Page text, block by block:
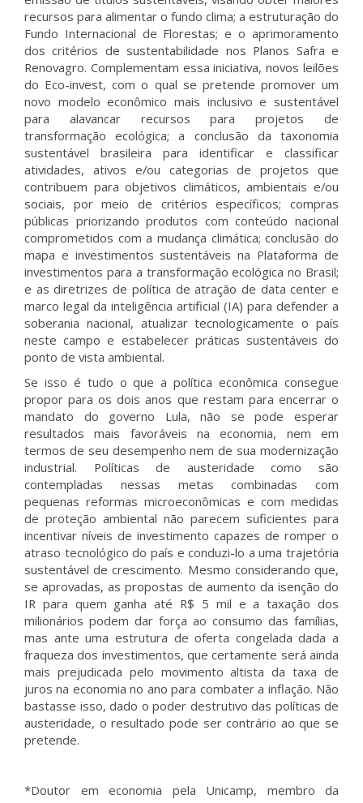
recursos para alimentar o fundo clima; a estruturação do
Fundo Internacional de Florestas; e o aprimoramento
dos critérios de sustentabilidade nos Planos Safra e
Renovagro. Complementam essa iniciativa, novos leilões
do Eco-invest, com o qual se pretende promover um
novo modelo econômico mais inclusivo e sustentável
para alavancar recursos para projetos de
transformação ecológica; a conclusão da taxonomia
sustentável brasileira para identificar e classificar
atividades, ativos e/ou categorias de projetos que
contribuem para objetivos climáticos, ambientais e/ou
sociais, por meio de critérios específicos; compras
públicas priorizando produtos com conteúdo nacional
comprometidos com a mudança climática; conclusão do
mapa e investimentos sustentáveis na Plataforma de
investimentos para a transformação ecológica no Brasil;
e as diretrizes de política de atração de data center e
marco legal da inteligência artificial (IA) para defender a
soberania nacional, atualizar tecnologicamente o país
neste campo e estabelecer práticas sustentáveis do
ponto de vista ambiental.
Se isso é tudo o que a política econômica consegue
propor para os dois anos que restam para encerrar o
mandato do governo Lula, não se pode esperar
resultados mais favoráveis na economia, nem em
termos de seu desempenho nem de sua modernização
industrial. Políticas de austeridade como são
contempladas nessas metas combinadas com
pequenas reformas microeconômicas e com medidas
de proteção ambiental não parecem suficientes para
incentivar níveis de investimento capazes de romper o
atraso tecnológico do país e conduzi-lo a uma trajetória
sustentável de crescimento. Mesmo considerando que,
se aprovadas, as propostas de aumento da isenção do
IR para quem ganha até R$ 5 mil e a taxação dos
milionários podem dar força ao consumo das famílias,
mas ante uma estrutura de oferta congelada dada a
fraqueza dos investimentos, que certamente será ainda
mais prejudicada pelo movimento altista da taxa de
juros na economia no ano para combater a inflação. Não
bastasse isso, dado o poder destrutivo das políticas de
austeridade, o resultado pode ser contrário ao que se
pretende.
*Doutor em economia pela Unicamp, membro da